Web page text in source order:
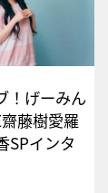
！げーみん
藤樹愛羅
SPインタ